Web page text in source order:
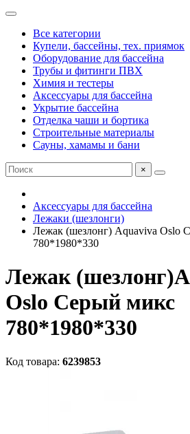
Все категории
Купели, бассейны, тех. приямок
Оборудование для бассейна
Трубы и фитинги ПВХ
Химия и тестеры
Аксессуары для бассейна
Укрытие бассейна
Отделка чаши и бортика
Строительные материалы
Сауны, хамамы и бани
×
Аксессуары для бассейна
Лежаки (шезлонги)
Лежак (шезлонг) Aquaviva Oslo
780*1980*330
Лежак
Oslo Серый микс
780*1980*330
Код товара: 6239853